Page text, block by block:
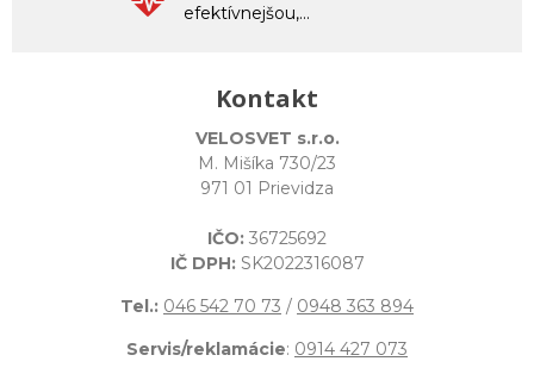
efektívnejšou,...
Kontakt
VELOSVET s.r.o.
M. Mišíka 730/23
971 01 Prievidza
IČO: 36725692
IČ DPH: SK2022316087
Tel.: 046 542 70 73 / 0948 363 894
Servis/reklamácie: 0914 427 073